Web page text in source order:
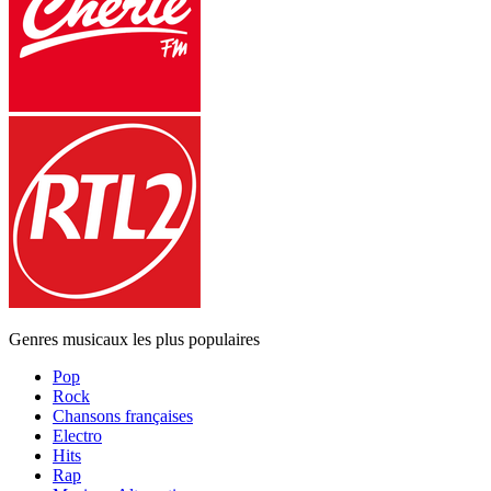
Genres musicaux les plus populaires
Pop
Rock
Chansons françaises
Electro
Hits
Rap